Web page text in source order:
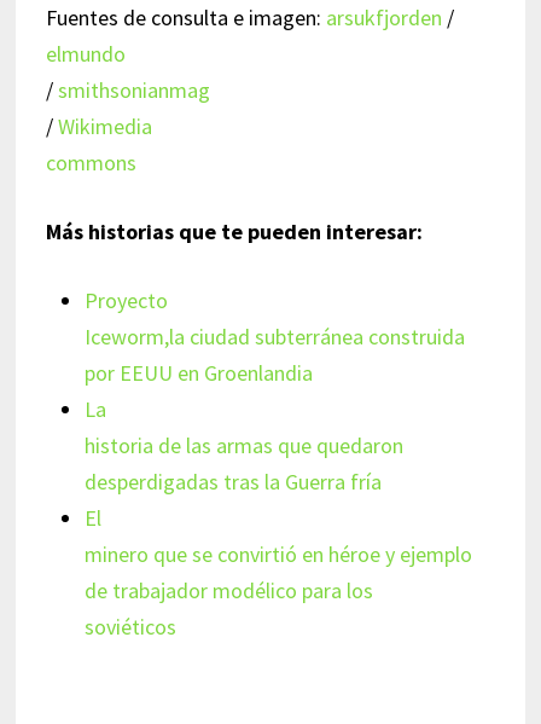
Fuentes de consulta e imagen: arsukfjorden /
elmundo
/smithsonianmag
/Wikimedia
commons
Más historias que te pueden interesar:
Proyecto
Iceworm,la ciudad subterránea construida
por EEUU en Groenlandia
La
historia de las armas que quedaron
desperdigadas tras la Guerra fría
El
minero que se convirtió en héroe y ejemplo
de trabajador modélico para los
soviéticos